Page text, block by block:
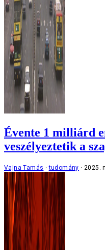
Évente 1 milliárd
veszélyeztetik a
Vajna Tamás tudomány 2025.